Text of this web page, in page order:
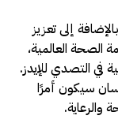
إلى تعزيز
الصحة العالمية،
في التصدي للإيدز.
سيكون أمرًا
والرعاية.